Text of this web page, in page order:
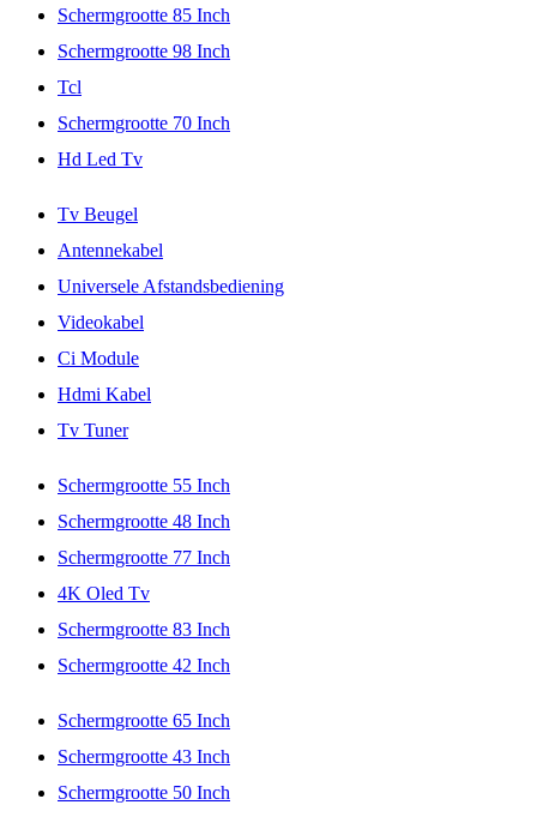
Schermgrootte 85 Inch
Schermgrootte 98 Inch
Tcl
Schermgrootte 70 Inch
Hd Led Tv
Tv Beugel
Antennekabel
Universele Afstandsbediening
Videokabel
Ci Module
Hdmi Kabel
Tv Tuner
Schermgrootte 55 Inch
Schermgrootte 48 Inch
Schermgrootte 77 Inch
4K Oled Tv
Schermgrootte 83 Inch
Schermgrootte 42 Inch
Schermgrootte 65 Inch
Schermgrootte 43 Inch
Schermgrootte 50 Inch